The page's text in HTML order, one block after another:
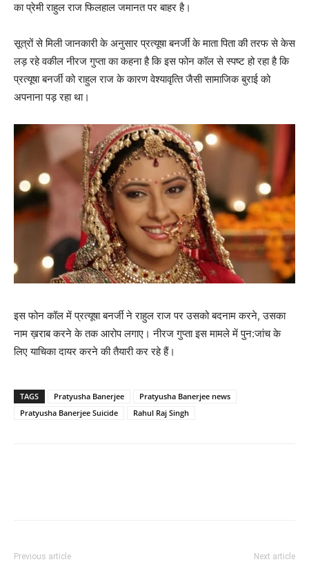
का प्रेमी राहुल राज फिलहाल जमानत पर बाहर है।
सूत्रों से मिली जानकारी के अनुसार प्रत्‍यूषा बनर्जी के माता पिता की तरफ से केस
लड़ रहे वकील नीरज गुप्‍ता का कहना है कि इस फोन कॉल से स्‍पष्‍ट हो रहा है कि
प्रत्‍यूषा बनर्जी को राहुल राज के कारण वेश्‍यावृत्‍ति जैसी सामाजिक बुराई को
अपनाना पड़ रहा था।
इस फोन कॉल में प्रत्‍यूषा बनर्जी ने राहुल राज पर उसको बदनाम करने, उसका
नाम ख़राब करने के तक आरोप लगाए। नीरज गुप्‍ता इस मामले में पुन:जांच के
लिए याचिका दायर करने की तैयारी कर रहे हैं।
TAGS Pratyusha Banerjee
Pratyusha Banerjee news
Pratyusha Banerjee Suicide
Rahul Raj Singh
Previous article Next article